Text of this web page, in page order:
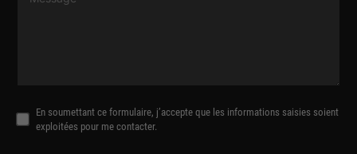
En soumettant ce formulaire, j’accepte que les informations saisies soient
exploitées pour me contacter.